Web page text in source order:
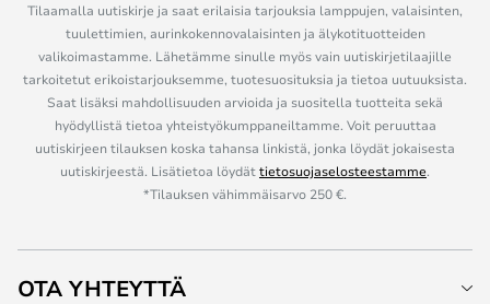
Tilaamalla uutiskirje ja saat erilaisia tarjouksia lamppujen, valaisinten,
tuulettimien, aurinkokennovalaisinten ja älykotituotteiden
valikoimastamme. Lähetämme sinulle myös vain uutiskirjetilaajille
tarkoitetut erikoistarjouksemme, tuotesuosituksia ja tietoa uutuuksista.
Saat lisäksi mahdollisuuden arvioida ja suositella tuotteita sekä
hyödyllistä tietoa yhteistyökumppaneiltamme. Voit peruuttaa
uutiskirjeen tilauksen koska tahansa linkistä, jonka löydät jokaisesta
uutiskirjeestä. Lisätietoa löydättietosuojaselosteestamme.
*Tilauksen vähimmäisarvo 250 €.
OTA YHTEYTTÄ